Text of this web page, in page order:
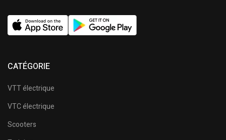
CATÉGORIE
VTT électrique
VTC électrique
Scooters